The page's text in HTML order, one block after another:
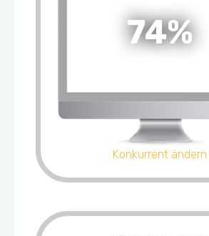
74%
Konkurrent ändern